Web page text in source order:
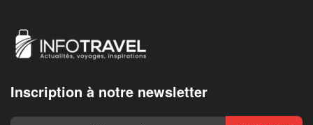
Inscription à notre newsletter